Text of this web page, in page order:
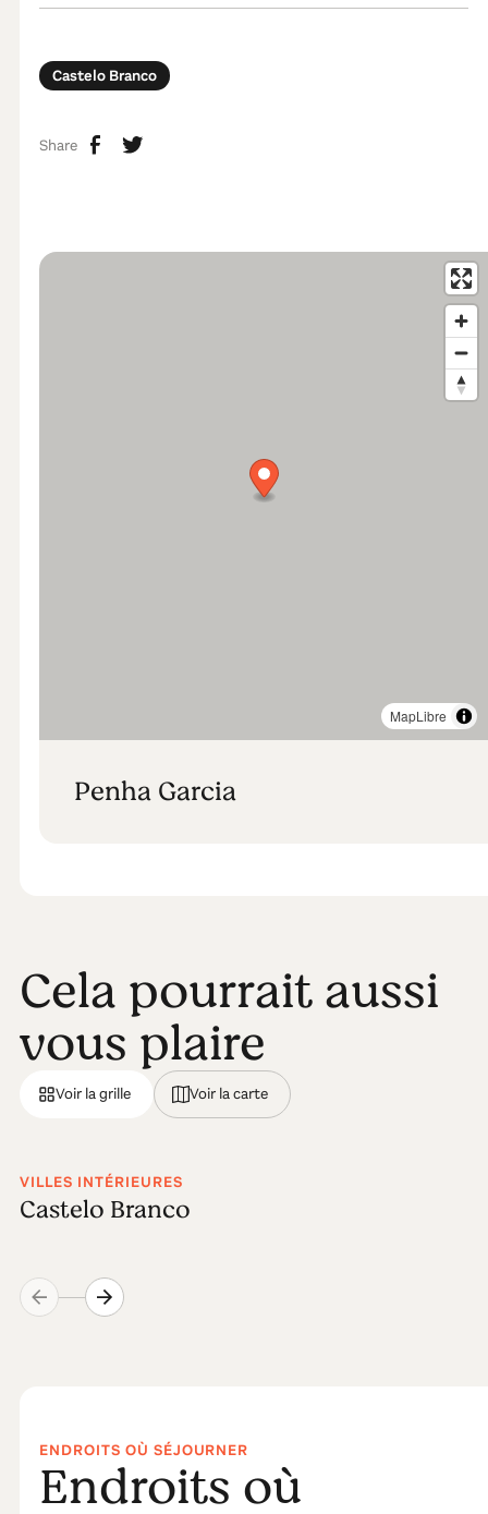
Castelo Branco
Share
Penha Garcia
MapLibre
Cela pourrait aussi
vous plaire
Voir la grille Voir la carte
VILLES INTÉRIEURES
Castelo Branco
ENDROITS OÙ SÉJOURNER
Endroits où